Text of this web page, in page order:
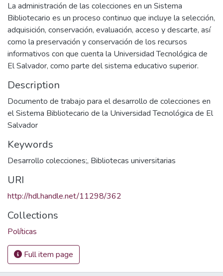
La administración de las colecciones en un Sistema
Bibliotecario es un proceso continuo que incluye la selección,
adquisición, conservación, evaluación, acceso y descarte, así
como la preservación y conservación de los recursos
informativos con que cuenta la Universidad Tecnológica de
El Salvador, como parte del sistema educativo superior.
Description
Documento de trabajo para el desarrollo de colecciones en
el Sistema Bibliotecario de la Universidad Tecnológica de El
Salvador
Keywords
Desarrollo colecciones;, Bibliotecas universitarias
URI
http://hdl.handle.net/11298/362
Collections
Políticas
Full item page